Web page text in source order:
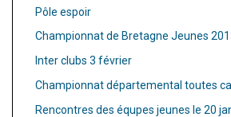
Pôle espoir
Championnat de Bretagne Jeunes
Inter clubs 3 février
Championnat départemental toutes
Rencontres des équpes jeunes le 20